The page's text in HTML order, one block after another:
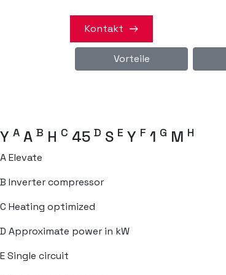
Kontakt
Vorteile
Y A A B H C 45 D S E Y F 1 G M H
AElevate
B Inverter compressor
C Heating optimized
D Approximate power in kW
ESingle circuit